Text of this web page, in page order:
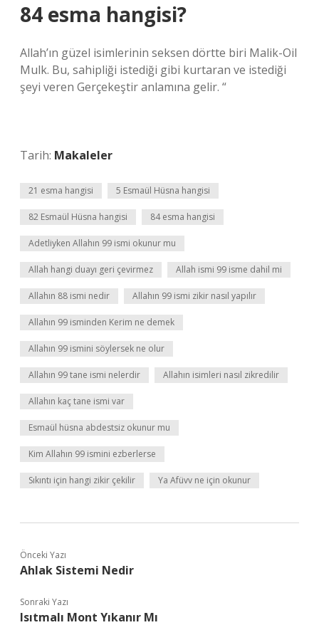
84 esma hangisi?
Allah’ın güzel isimlerinin seksen dörtte biri Malik-Oil
Mulk. Bu, sahipliği istediği gibi kurtaran ve istediği
şeyi veren Gerçekeştir anlamına gelir. “
Tarih: Makaleler
21 esma hangisi 5 Esmaül Hüsna hangisi
82 Esmaül Hüsna hangisi 84 esma hangisi
Adetliyken Allahın 99 ismi okunur mu
Allah hangi duayı geri çevirmez Allah ismi 99 isme dahil mi
Allahın 88 ismi nedir Allahın 99 ismi zikir nasıl yapılır
Allahın 99 isminden Kerim ne demek
Allahın 99 ismini söylersek ne olur
Allahın 99 tane ismi nelerdir Allahın isimleri nasıl zikredilir
Allahın kaç tane ismi var
Esmaül hüsna abdestsiz okunur mu
Kim Allahın 99 ismini ezberlerse
Sıkıntı için hangi zikir çekilir Ya Afüvv ne için okunur
Önceki Yazı
Ahlak Sistemi Nedir
Sonraki Yazı
Isıtmalı Mont Yıkanır Mı